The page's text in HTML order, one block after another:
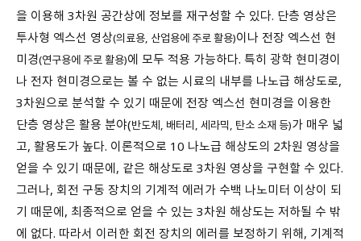
을 이용해 3차원 공간상에 정보를 재구성할 수 있다. 단층 영상은
투사형 엑스선 영상(의료용, 산업용에 주로 활용)이나 전장 엑스선 현
미경(연구용에 주로 활용)에 모두 적용 가능하다. 특히 광학 현미경이
나 전자 현미경으로는 볼 수 없는 시료의 내부를 나노급 해상도로,
3차원으로 분석할 수 있기 때문에 전장 엑스선 현미경을 이용한
단층 영상은 활용 분야(반도체, 배터리, 세라믹, 탄소 소재 등)가 매우 넓
고, 활용도가 높다. 이론적으로 10 나노급 해상도의 2차원 영상을
얻을 수 있기 때문에, 같은 해상도로 3차원 영상을 구현할 수 있다.
그러나, 회전 구동 장치의 기계적 에러가 수백 나노미터 이상이 되
기 때문에, 최종적으로 얻을 수 있는 3차원 해상도는 저하될 수 밖
에 없다. 따라서 이러한 회전 장치의 에러를 보정하기 위해, 기계적